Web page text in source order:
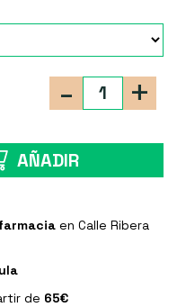
+
-
AÑADIR
en Calle Ribera
de 65€